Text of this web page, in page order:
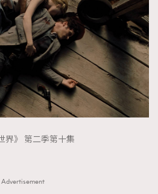
界》 第二季第十集
Advertisement